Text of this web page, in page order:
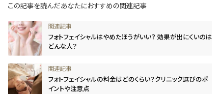
この記事を読んだあなたにおすすめの関連記事
フォトフェイシャルはやめたほうがいい？ 効果が出にくいのは
どんな人？
フォトフェイシャルの料金はどのくらい？クリニック選びのポ
イントや注意点